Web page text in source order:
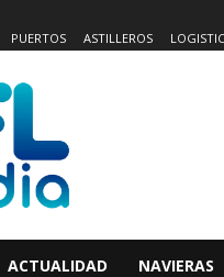
PUERTOS ASTILLEROS
ACTUALIDAD NAVIERAS